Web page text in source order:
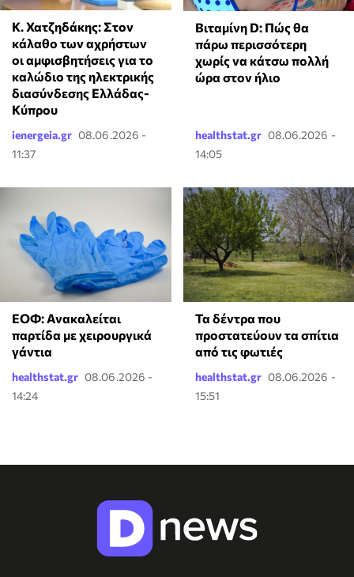
Κ. Χατζηδάκης: Στον
κάλαθο των αχρήστων
οι αμφισβητήσεις για το
καλώδιο της ηλεκτρικής
διασύνδεσης Ελλάδας-
Κύπρου
ienergeia.gr 08.06.2026 -
11:37
Βιταμίνη D: Πώς θα
πάρω περισσότερη
χωρίς να κάτσω πολλή
ώρα στον ήλιο
healthstat.gr 08.06.2026 -
14:05
ΕΟΦ: Ανακαλείται
παρτίδα με χειρουργικά
γάντια
healthstat.gr 08.06.2026 -
14:24
Τα δέντρα που
προστατεύουν τα σπίτια
από τις φωτιές
healthstat.gr 08.06.2026 -
15:51